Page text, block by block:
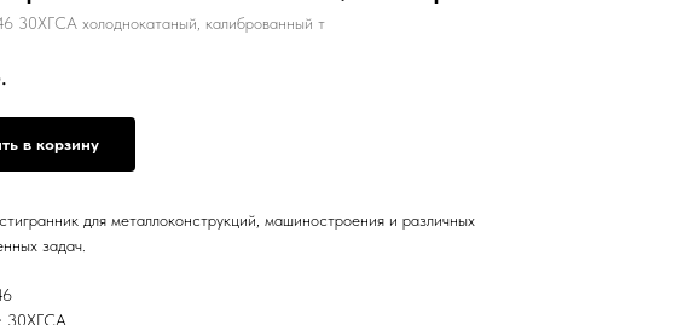
30ХГСА холоднокатаный, калиброванный т
в корзину
для металлоконструкций, машиностроения и различных
задач.
30ХГСА